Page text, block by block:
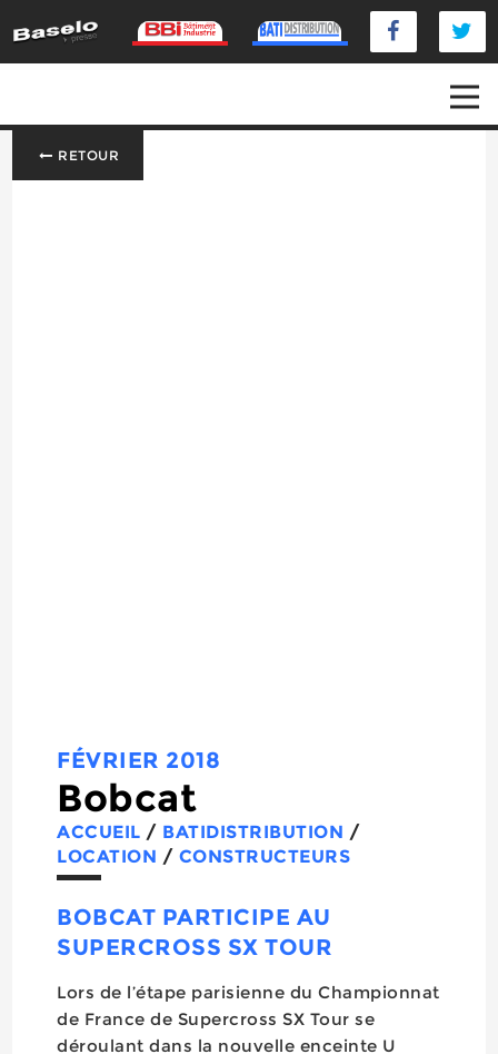
RETOUR
FÉVRIER 2018
Bobcat
ACCUEIL / BATIDISTRIBUTION /
LOCATION / CONSTRUCTEURS
BOBCAT PARTICIPE AU
SUPERCROSS SX TOUR
Lors de l’étape parisienne du Championnat
de France de Supercross SX Tour se
déroulant dans la nouvelle enceinte U